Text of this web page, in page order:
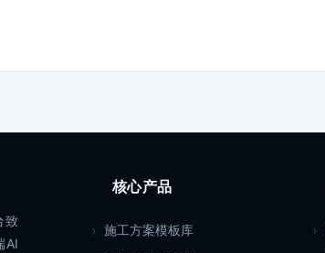
致
AI
核心产品
施工方案模板库